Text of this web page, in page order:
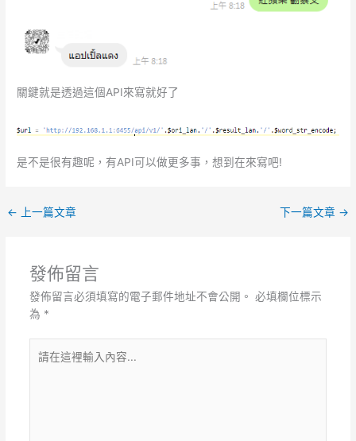
關鍵就是透過這個API來寫就好了
是不是很有趣呢，有API可以做更多事，想到在來寫吧!
← 上一篇文章 下一篇文章 →
發佈留言
發佈留言必須填寫的電子郵件地址不會公開。 必填欄位標示
為 *
在